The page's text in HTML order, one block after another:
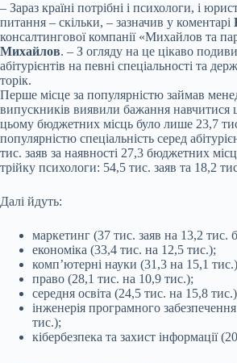
– Зараз країні потрібні і психологи, і
питання – скільки, – зазначив у коментарі
консалтингової компанії «Михайлов та
Михайлов. – З огляду на це цікаво
абітурієнтів на певні спеціальності та
торік.
Перше місце за популярністю займав
випускників виявили бажання навчитися
цьому бюджетних місць було лише 23,7
популярністю спеціальність серед
тис. заяв за наявності 27,3 бюджетних
трійку психологи: 54,5 тис. заяв та 18,2
Далі йдуть:
маркетинг (37 тис. заяв на 13,2 тис.
економіка (33,4 тис. на 12,5 тис.);
комп’ютерні науки (31,3 на 15,1
право (28,1 тис. на 10,9 тис.);
середня освіта (24,5 тис. на 15,8
інженерія програмного
тис.);
кібербезпека та захист інформації